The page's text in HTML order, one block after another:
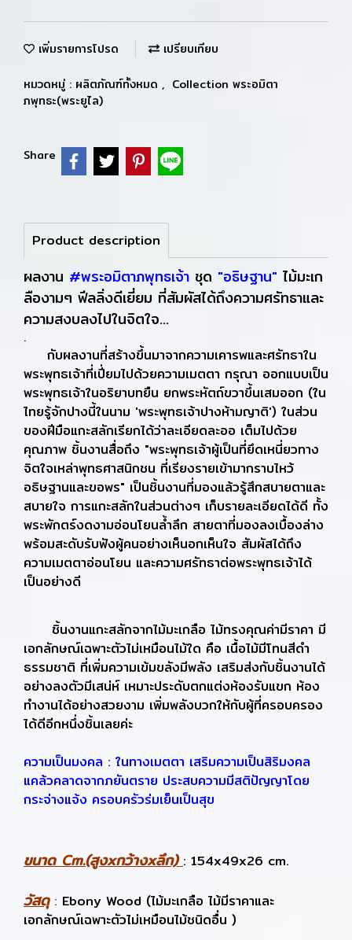
เพิ่มรายการโปรด เปรียบเทียบ
หมวดหมู่ : ผลิตภัณฑ์ทั้งหมด , Collection พระอมิตา
ภพุทธะ(พระยูไล)
Share
Product description
ผลงาน #พระอมิตาภพุทธเจ้า ชุด "อธิษฐาน" ไม้มะเก
ลืองามๆ ฟีลลิ่งดีเยี่ยม ที่สัมผัสได้ถึงความศรัทธาและ
ความสงบลงไปในจิตใจ...
.
กับผลงานที่สร้างขึ้นมาจากความเคารพและศรัทธาใน
พระพุทธเจ้าที่เปี่ยมไปด้วยความเมตตา กรุณา ออกแบบเป็น
พระพุทธเจ้าในอริยาบทยืน ยกพระหัตถ์ขวาขึ้นเสมออก (ใน
ไทยรู้จักปางนี้ในนาม 'พระพุทธเจ้าปางห้ามญาติ') ในส่วน
ของฝีมือแกะสลักเรียกได้ว่าละเอียดละออ เต็มไปด้วย
คุณภาพ ชิ้นงานสื่อถึง "พระพุทธเจ้าผู้เป็นที่ยึดเหนี่ยวทาง
จิตใจเหล่าพุทธศาสนิกชน ที่เรียงรายเข้ามากราบไหว้
อธิษฐานและขอพร" เป็นชิ้นงานที่มองแล้วรู้สึกสบายตาและ
สบายใจ การแกะสลักในส่วนต่างๆ เก็บรายละเอียดได้ดี ทั้ง
พระพักตร์งดงามอ่อนโยนล้ำลึก สายตาที่มองลงเบื้องล่าง
พร้อมสะดับรับฟังผู้คนอย่างเห็นอกเห็นใจ สัมผัสได้ถึง
ความเมตตาอ่อนโยน และความศรัทธาต่อพระพุทธเจ้าได้
เป็นอย่างดี
ชิ้นงานแกะสลักจากไม้มะเกลือ ไม้ทรงคุณค่ามีราคา มี
เอกลักษณ์เฉพาะตัวไม่เหมือนไม้ใด คือ เนื้อไม้มีโทนสีดำ
ธรรมชาติ ที่เพิ่มความเข้มขลังมีพลัง เสริมส่งกับชิ้นงานได้
อย่างลงตัวมีเสน่ห์ เหมาะประดับตกแต่งห้องรับแขก ห้อง
ทำงานได้อย่างสวยงาม เพิ่มพลังบวกให้กับผู้ที่ครอบครอง
ได้ดีอีกหนึ่งชิ้นเลยค่ะ
ความเป็นมงคล : ในทางเมตตา เสริมความเป็นสิริมงคล
แคล้วคลาดจากภยันตราย ประสบความมีสติปัญญาโดย
กระจ่างแจ้ง ครอบครัวร่มเย็นเป็นสุข
ขนาด Cm.(สูงxกว้างxลึก) : 154x49x26 cm.
วัสดุ: Ebony Wood (ไม้มะเกลือ ไม้มีราคาและ
เอกลักษณ์เฉพาะตัวไม่เหมือนไม้ชนิดอื่น )